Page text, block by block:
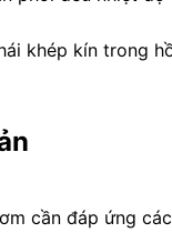
khép kín trong
cần đáp ứng